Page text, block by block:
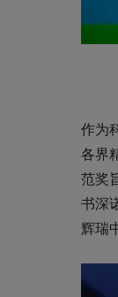
作为
各界
范奖
书深
辉瑞